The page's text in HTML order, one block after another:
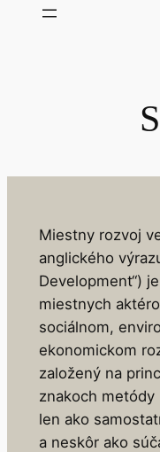
Miestny rozvoj
anglického
Development“)
miestnych
sociálnom,
ekonomickom
založený na
znakoch metódy
len ako
a neskôr ako